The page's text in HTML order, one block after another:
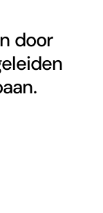
door